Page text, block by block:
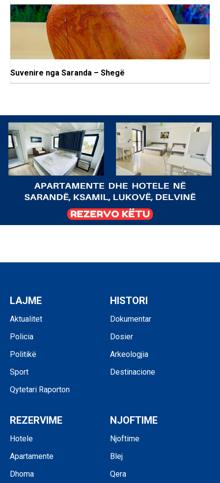
Suvenire nga Saranda – Shegë
LAJME
Aktualitet
Policia
Politikë
Sport
Qytetari Raporton
HISTORI
Dokumentar
Dosier
Arkeologjia
Destinacione
REZERVIME
Hotele
Apartamente
Dhoma
NJOFTIME
Njoftime
Blej
Qera